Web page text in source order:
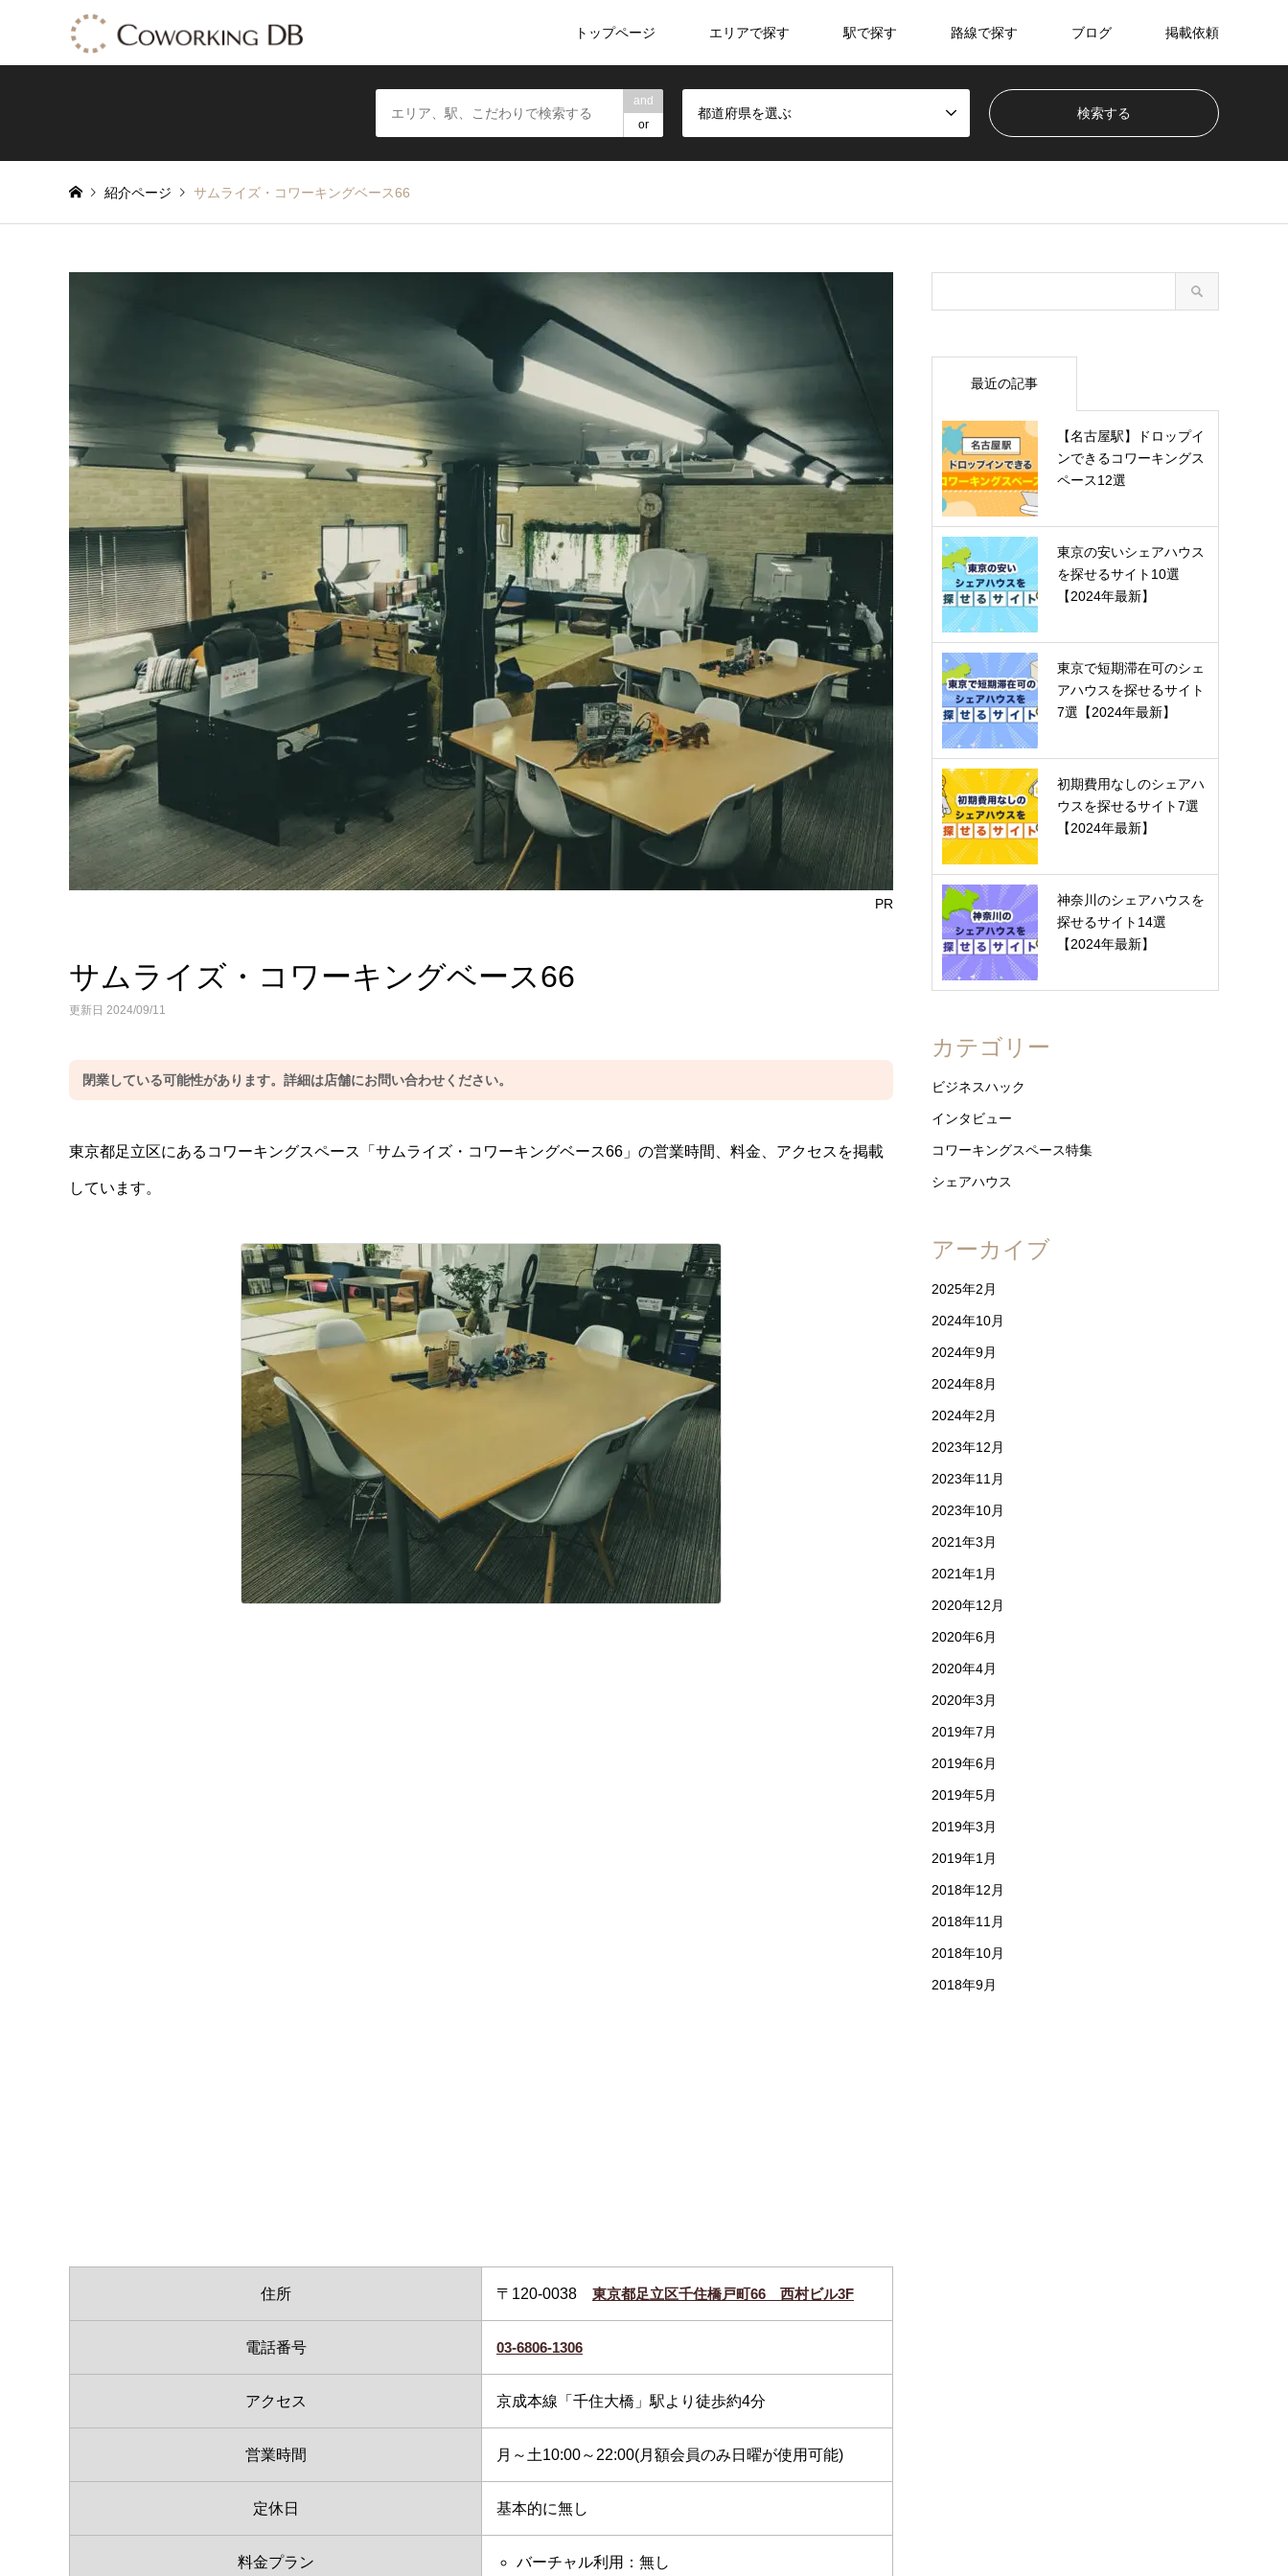
トップページ エリアで探す 駅で探す 路線で探す ブログ 掲載依頼
and
or
都道府県を選ぶ
紹介ページ サムライズ・コワーキングベース66
PR
サムライズ・コワーキングベース66
更新日 2024/09/11
閉業している可能性があります。詳細は店舗にお問い合わせください。
東京都足立区にあるコワーキングスペース「サムライズ・コワーキングベース66」の営業時間、料金、アクセスを掲載
しています。
住所 〒120-0038 東京都足立区千住橋戸町66 西村ビル3F
電話番号 03-6806-1306
アクセス 京成本線「千住大橋」駅より徒歩約4分
営業時間 月～土10:00～22:00(月額会員のみ日曜が使用可能)
定休日 基本的に無し
料金プラン バーチャル利用：無し
最近の記事
【名古屋駅】ドロップイ
ンできるコワーキングス
ペース12選
東京の安いシェアハウス
を探せるサイト10選
【2024年最新】
東京で短期滞在可のシェ
アハウスを探せるサイト
7選【2024年最新】
初期費用なしのシェアハ
ウスを探せるサイト7選
【2024年最新】
神奈川のシェアハウスを
探せるサイト14選
【2024年最新】
カテゴリー
ビジネスハック
インタビュー
コワーキングスペース特集
シェアハウス
アーカイブ
2025年2月
2024年10月
2024年9月
2024年8月
2024年2月
2023年12月
2023年11月
2023年10月
2021年3月
2021年1月
2020年12月
2020年6月
2020年4月
2020年3月
2019年7月
2019年6月
2019年5月
2019年3月
2019年1月
2018年12月
2018年11月
2018年10月
2018年9月